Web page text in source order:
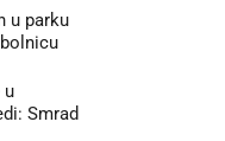
u parku
u
Smrad